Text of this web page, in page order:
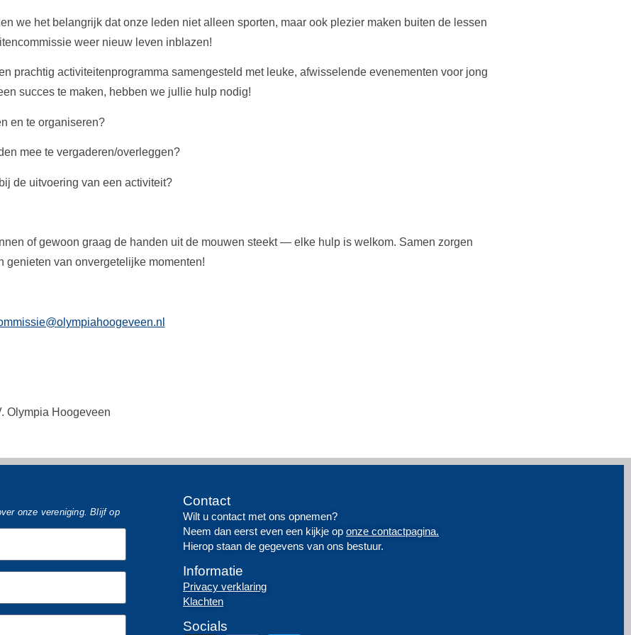
we het belangrijk dat onze leden niet alleen sporten, maar ook plezier maken buiten de lessen
weer nieuw leven inblazen!
prachtig activiteitenprogramma samengesteld met leuke, afwisselende evenementen voor jong
succes te maken, hebben we jullie hulp nodig!
en te organiseren?
mee te vergaderen/overleggen?
de uitvoering van een activiteit?
of gewoon graag de handen uit de mouwen steekt — elke hulp is welkom. Samen zorgen
genieten van onvergetelijke momenten!
Olympia Hoogeveen
onze vereniging. Blijf op
Contact
Wilt u contact met ons opnemen?
Neem dan eerst even een kijkje op onze contactpagina.
Hierop staan de gegevens van ons bestuur.
Informatie
Privacy verklaring
Klachten
Socials